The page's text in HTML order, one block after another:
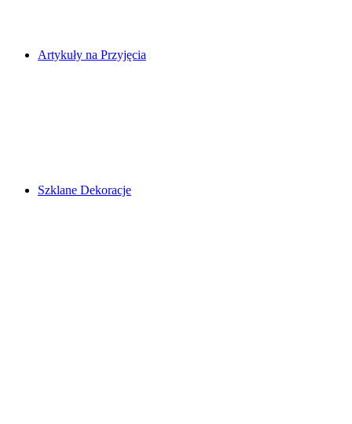
Artykuły na Przyjęcia
Szklane Dekoracje